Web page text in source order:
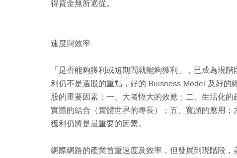
得資金無所適從。
速度與效率
「是否能夠獲利或短期間就能夠獲利」，已成為現
利仍不是選股的重點，好的 Buisness Model 及好的
股的重要因素：一、大者恆大的效應；二、生活化
實體的結合（實體世界的專長）；五、寬頻的應用
獲利仍將是最重要的因素。
網際網路的產業首重速度及效率，但發展到現階段